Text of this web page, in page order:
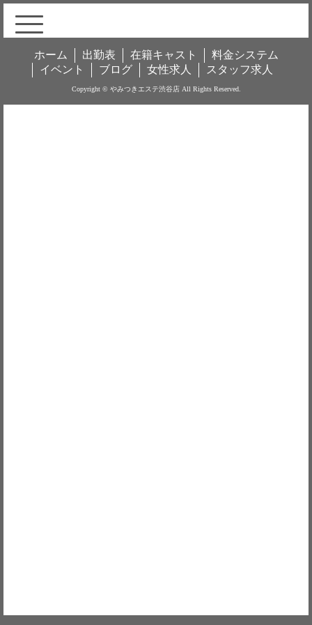
ホーム 出勤表 在籍キャスト
料金システム
イベント
ブログ 女性求人 スタッフ求人
Copyright © やみつきエステ渋谷店 All Rights Reserved.